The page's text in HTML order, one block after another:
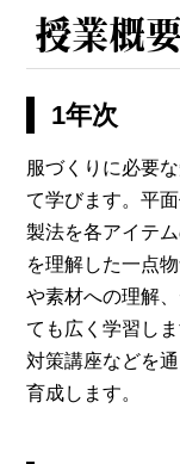
授業概要
1年次
服づくりに必要
て学びます。平
製法を各アイテ
を理解した一点
や素材への理解
ても広く学習し
対策講座などを
育成します。